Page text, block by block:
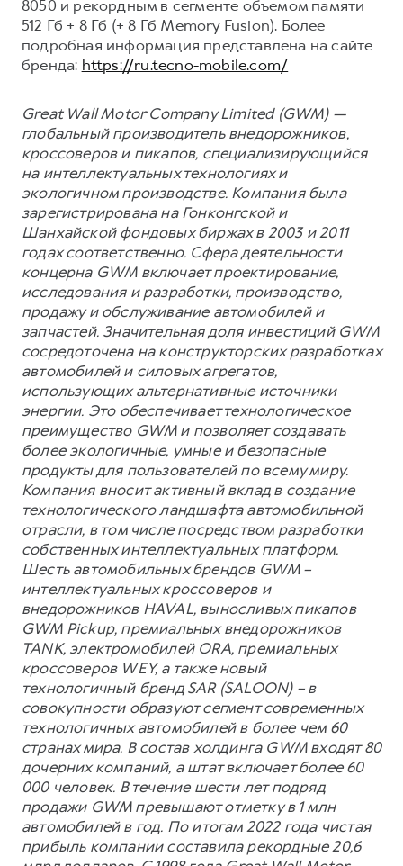
8050 и рекордным в сегменте объемом памяти
512 Гб + 8 Гб (+ 8 Гб Memory Fusion). Более
подробная информация представлена на сайте
бренда: https://ru.tecno-mobile.com/
Great Wall Motor Company Limited (GWM) —
глобальный производитель внедорожников,
кроссоверов и пикапов, специализирующийся
на интеллектуальных технологиях и
экологичном производстве. Компания была
зарегистрирована на Гонконгской и
Шанхайской фондовых биржах в 2003 и 2011
годах соответственно. Сфера деятельности
концерна GWM включает проектирование,
исследования и разработки, производство,
продажу и обслуживание автомобилей и
запчастей. Значительная доля инвестиций GWM
сосредоточена на конструкторских разработках
автомобилей и силовых агрегатов,
использующих альтернативные источники
энергии. Это обеспечивает технологическое
преимущество GWM и позволяет создавать
более экологичные, умные и безопасные
продукты для пользователей по всему миру.
Компания вносит активный вклад в создание
технологического ландшафта автомобильной
отрасли, в том числе посредством разработки
собственных интеллектуальных платформ.
Шесть автомобильных брендов GWM –
интеллектуальных кроссоверов и
внедорожников HAVAL, выносливых пикапов
GWM Pickup, премиальных внедорожников
TANK, электромобилей ORA, премиальных
кроссоверов WEY, а также новый
технологичный бренд SAR (SALOON) – в
совокупности образуют сегмент современных
технологичных автомобилей в более чем 60
странах мира. В состав холдинга GWM входят 80
дочерних компаний, а штат включает более 60
000 человек. В течение шести лет подряд
продажи GWM превышают отметку в 1 млн
автомобилей в год. По итогам 2022 года чистая
прибыль компании составила рекордные 20,6